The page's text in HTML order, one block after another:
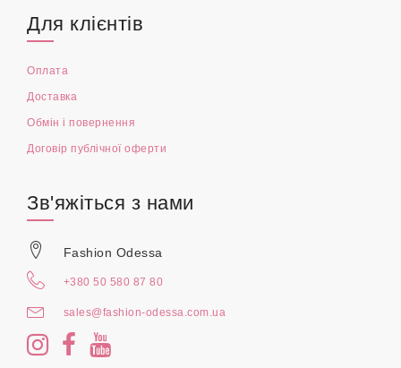
Для клієнтів
Оплата
Доставка
Обмін і повернення
Договір публічної оферти
Зв'яжіться з нами
Fashion Odessa
+380 50 580 87 80
sales@fashion-odessa.com.ua